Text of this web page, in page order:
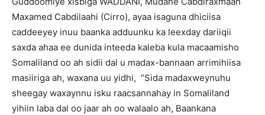
Maxamed Cabdilaahi (Cirro), ayaa isaguna dhiciisa
caddeeyey inuu baanka adduunku ka leexday dariiqii
saxda ahaa ee dunida inteeda kaleba kula macaamisho
Somaliland oo ah sidii dal u madax-bannaan arrimihiisa
masiiriga ah, waxana uu yidhi, “Sida madaxweynuhu
sheegay waxaynnu isku raacsannahay in Somaliland
yihiin laba dal oo jaar ah oo walaalo ah, Baankana